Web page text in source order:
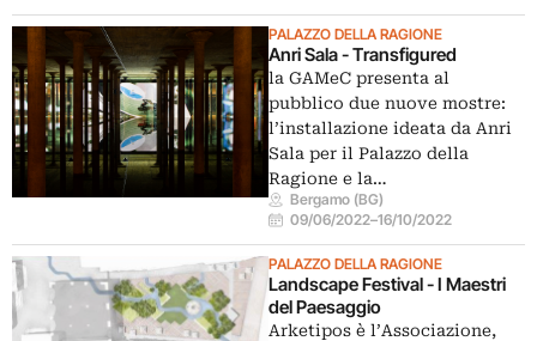
PALAZZO DELLA RAGIONE
Anri Sala - Transfigured
la GAMeC presenta al
pubblico due nuove mostre:
l’installazione ideata da Anri
Sala per il Palazzo della
Ragione e la…
Bergamo (BG)
09/06/2022–16/10/2022
PALAZZO DELLA RAGIONE
Landscape Festival - I Maestri
del Paesaggio
Arketipos è l’Associazione,